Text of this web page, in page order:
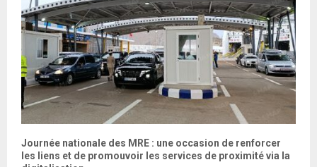
Journée nationale des MRE : une occasion de renforcer
les liens et de promouvoir les services de proximité via la